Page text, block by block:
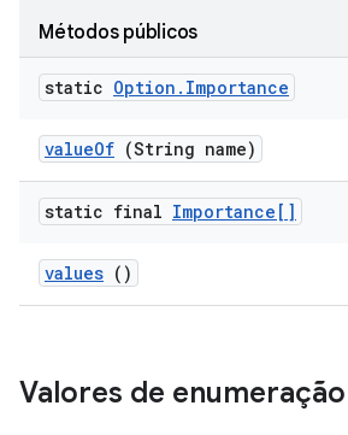
Métodos públicos
static Option . Importance
valueOf (String name)
static final Importance[]
values ()
Valores de enumeração